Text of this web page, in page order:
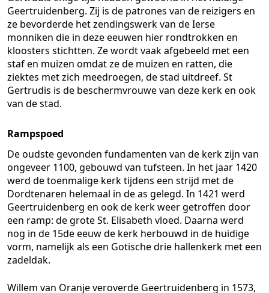
Geertruidenberg. Zij is de patrones van de reizigers en
ze bevorderde het zendingswerk van de Ierse
monniken die in deze eeuwen hier rondtrokken en
kloosters stichtten. Ze wordt vaak afgebeeld met een
staf en muizen omdat ze de muizen en ratten, die
ziektes met zich meedroegen, de stad uitdreef. St
Gertrudis is de beschermvrouwe van deze kerk en ook
van de stad.
Rampspoed
De oudste gevonden fundamenten van de kerk zijn van
ongeveer 1100, gebouwd van tufsteen. In het jaar 1420
werd de toenmalige kerk tijdens een strijd met de
Dordtenaren helemaal in de as gelegd. In 1421 werd
Geertruidenberg en ook de kerk weer getroffen door
een ramp: de grote St. Elisabeth vloed. Daarna werd
nog in de 15de eeuw de kerk herbouwd in de huidige
vorm, namelijk als een Gotische drie hallenkerk met een
zadeldak.
Willem van Oranje veroverde Geertruidenberg in 1573,